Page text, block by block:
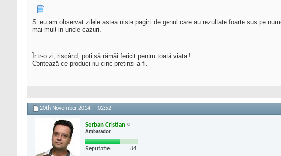
Si eu am observat zilele astea niste pagini de genul care au rezultate foarte sus pe
mai mult in unele cazuri.
Într-o zi, riscând, poți să rămâi fericit pentru toată viața !
Contează ce produci nu cine pretinzi a fi.
20th November 2014, 02:52
Serban Cristian
Ambasador
Reputatie: 84